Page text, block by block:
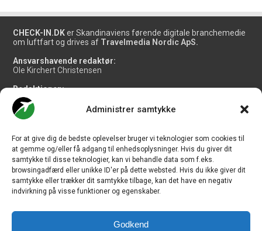
Administrer samtykke
For at give dig de bedste oplevelser bruger vi teknologier som cookies til
at gemme og/eller få adgang til enhedsoplysninger. Hvis du giver dit
samtykke til disse teknologier, kan vi behandle data som f.eks.
browsingadfærd eller unikke ID'er på dette websted. Hvis du ikke giver dit
samtykke eller trækker dit samtykke tilbage, kan det have en negativ
indvirkning på visse funktioner og egenskaber.
Godkend
CHECK-IN.DK er Skandinaviens førende digitale branchemedie
om luftfart og drives af Travelmedia Nordic ApS.
Ansvarshavende redaktør:
Ole Kirchert Christensen
Redaktionen:
Christian Granhøj Skouboe
Henrik Baumgarten
Danny Longhi Andreasen
Salg og jobannoncer:
salg@travelmedianordic.com
Vi tager ansvar for indholdet og er tilmeldt